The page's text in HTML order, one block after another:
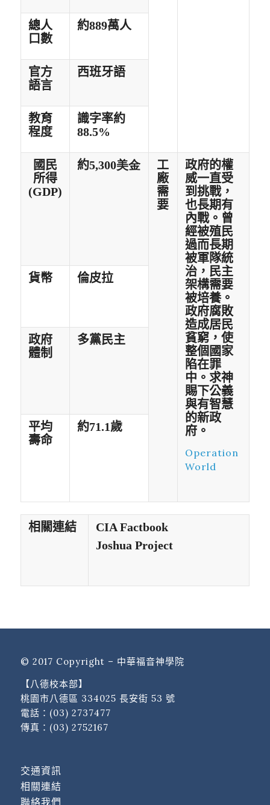
總人
口數
約889萬人
官方
語言
西班牙語
教育
程度
識字率約
88.5%
國民
所得
(GDP)
約5,300美金
工
廠
需
要
政府的權
威一直受
到挑戰，
也長期有
內戰。曾
經被殖民
過而長期
被軍隊統
治，民主
架構需要
被培養。
政府腐敗
造成居民
貧窮，使
整個國家
陷在罪
中。求神
賜下公義
與有智慧
的新政
府。
Operation
World
貨幣 倫皮拉
政府
體制
多黨民主
平均
壽命
約71.1歲
相關連結
CIA Factbook
Joshua Project
© 2017 Copyright – 中華福音神學院
【八德校本部】
桃園市八德區 334025 長安街 53 號
電話： (03) 2737477
傳真：(03) 2752167
交通資訊
相關連結
聯絡我們